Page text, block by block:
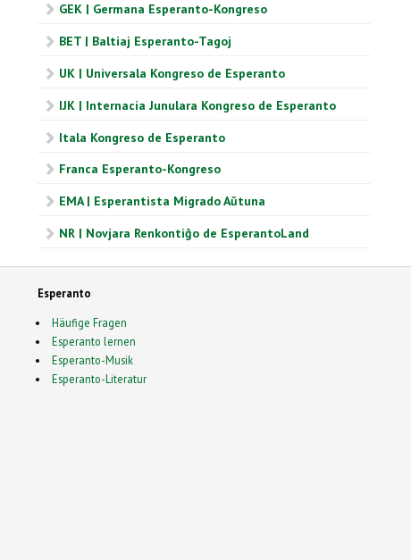
GEK | Germana Esperanto-Kongreso
BET | Baltiaj Esperanto-Tagoj
UK | Universala Kongreso de Esperanto
IJK | Internacia Junulara Kongreso de Esperanto
Itala Kongreso de Esperanto
Franca Esperanto-Kongreso
EMA | Esperantista Migrado Aŭtuna
NR | Novjara Renkontiĝo de EsperantoLand
Esperanto
Häufige Fragen
Esperanto lernen
Esperanto-Musik
Esperanto-Literatur